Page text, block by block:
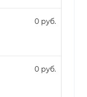
0 руб.
0 руб.